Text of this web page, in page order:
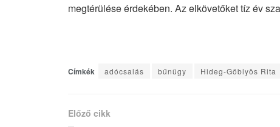
megtérülése érdekében. Az elkövetőket tíz év
Címkék adócsalás bűnügy Hideg-Göblyös Rita
Előző cikk